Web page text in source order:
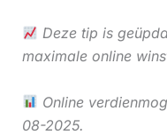
Deze tip is
maximale online
Online
08-2025.